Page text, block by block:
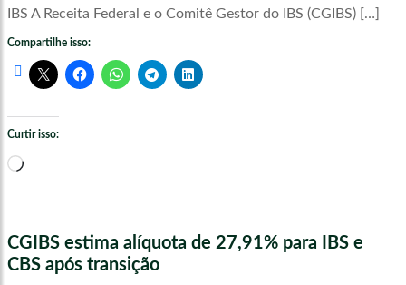
IBS A Receita Federal e o Comitê Gestor do IBS (CGIBS) […]
Compartilhe isso:
Curtir isso:
Carregando...
CGIBS estima alíquota de 27,91% para IBS e
CBS após transição